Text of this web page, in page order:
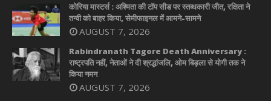
कोरिया मास्टर्स : अश्मिता की टॉप सीड पर स्तब्धकारी जीत, रक्षिता ने
तन्वी को बाहर किया, सेमीफाइनल में आमने-सामने
AUGUST 7, 2026
Rabindranath Tagore Death Anniversary :
राष्ट्रपति नहीं, नेताओं ने दी श्रद्धांजलि, ओम बिड़ला से योगी तक ने
किया नमन
AUGUST 7, 2026